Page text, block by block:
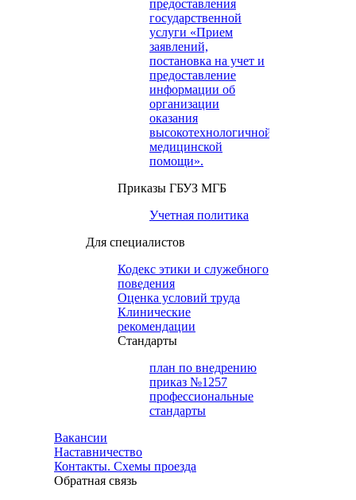
предоставления
государственной
услуги «Прием
заявлений,
постановка на учет и
предоставление
информации об
организации
оказания
высокотехнологичной
медицинской
помощи».
Приказы ГБУЗ МГБ
Учетная политика
Для специалистов
Кодекс этики и служебного
поведения
Оценка условий труда
Клинические
рекомендации
Cтандарты
план по внедрению
приказ №1257
профессиональные
стандарты
Вакансии
Наставничество
Контакты. Схемы проезда
Обратная связь